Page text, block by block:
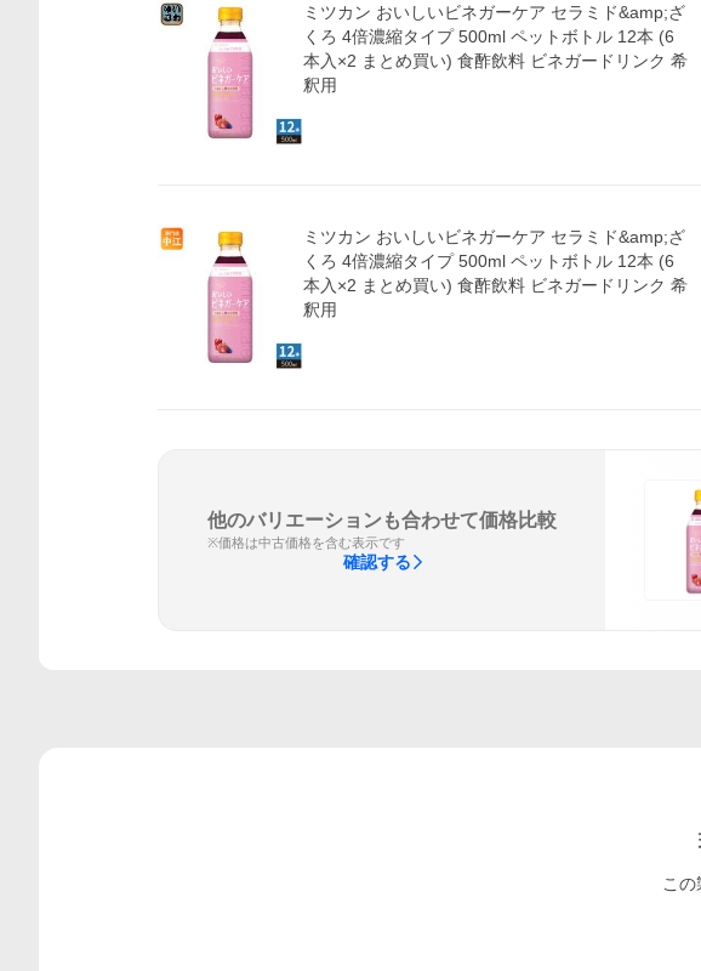
ミツカン おいしいビネガーケア セラミド&amp;ざ
くろ 4倍濃縮タイプ 500ml ペットボトル 12本 (6
本入×2 まとめ買い) 食酢飲料 ビネガードリンク 希
釈用
ミツカン おいしいビネガーケア セラミド&amp;ざ
くろ 4倍濃縮タイプ 500ml ペットボトル 12本 (6
本入×2 まとめ買い) 食酢飲料 ビネガードリンク 希
釈用
他のバリエーションも合わせて価格比較
※価格は中古価格を含む表示です
確認する
こ